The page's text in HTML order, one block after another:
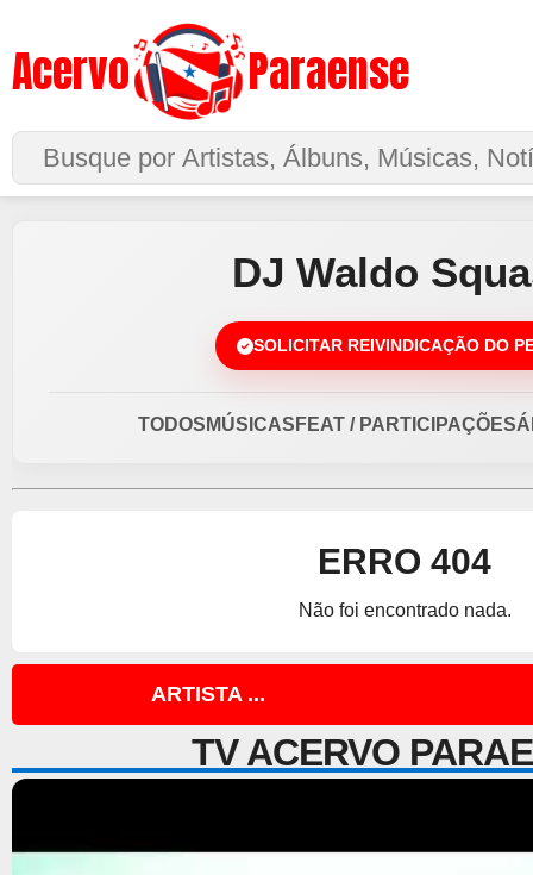
Acervo Paraense
Buscar no Site
DJ Waldo
SOLICITAR REIVINDICAÇÃO DO
TODOS MÚSICAS FEAT / PARTICIPAÇÕES
ERRO 404
Não foi encontrado nada.
ARTISTA ...
TV ACERVO